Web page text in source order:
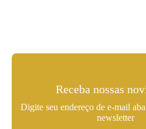
Receba nossas
Digite seu endereço de e-mail
newsletter